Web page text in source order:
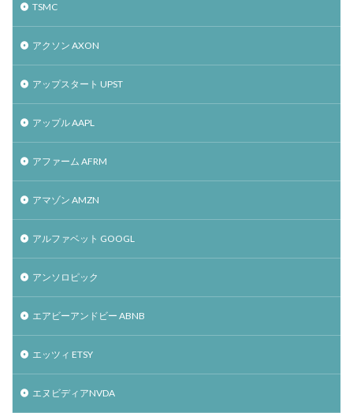
TSMC
アクソン AXON
アップスタート UPST
アップル AAPL
アファーム AFRM
アマゾン AMZN
アルファベット GOOGL
アンソロピック
エアビーアンドビー ABNB
エッツィ ETSY
エヌビディアNVDA